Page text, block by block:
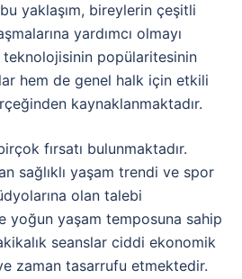
yaklaşım, bireylerin çeşitli
yardımcı olmayı
teknolojisinin popülaritesinin
hem de genel halk için etkili
kaynaklanmaktadır.
fırsatı bulunmaktadır.
sağlıklı yaşam trendi ve spor
olan talebi
yoğun yaşam temposuna sahip
seanslar ciddi ekonomik
zaman tasarrufu etmektedir.